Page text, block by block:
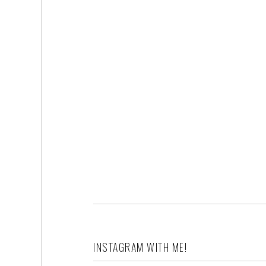
INSTAGRAM WITH ME!